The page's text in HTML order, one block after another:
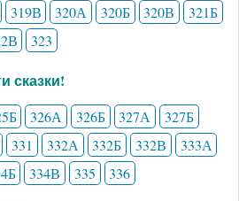
319В 320А 320Б 320В
321Б
323
сказки!
326А 326Б 327А
327Б
331 332А 332Б 332В
333А
334В 335 336